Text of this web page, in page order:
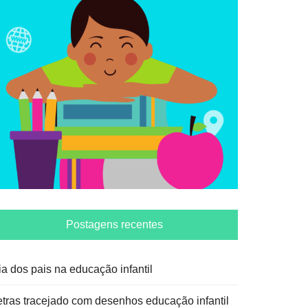
Postagens recentes
dos pais na educação infantil
tracejado com desenhos educação infantil